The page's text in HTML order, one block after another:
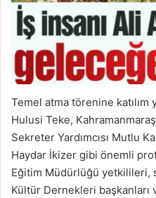
Temel atma törenine katılım
Hulusi Teke,
Sekreter Yardımcısı Mutlu
Haydar İkizer gibi önemli
Eğitim Müdürlüğü yetkilileri,
Kültür Dernekleri başkanları